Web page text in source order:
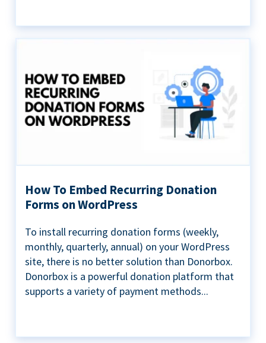
How To Embed Recurring Donation
Forms on WordPress
To install recurring donation forms (weekly,
monthly, quarterly, annual) on your WordPress
site, there is no better solution than Donorbox.
Donorbox is a powerful donation platform that
supports a variety of payment methods...